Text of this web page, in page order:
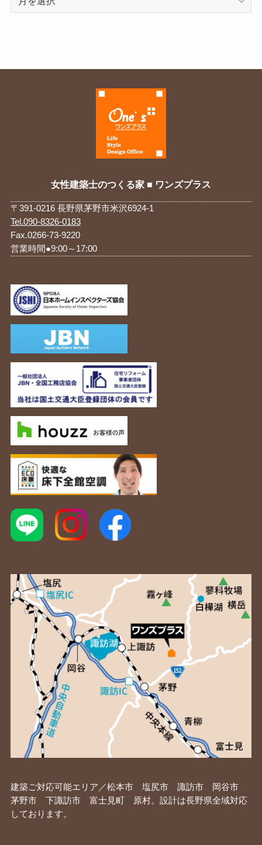
女性建築士のつくる家 ■ ワンズプラス
〒391-0216 長野県茅野市米沢6924-1
Tel.090-8326-0183
Fax.0266-73-9220
営業時間●9:00～17:00
建築ご対応可能エリア／松本市 塩尻市 諏訪市 岡谷市
茅野市 下諏訪市 富士見町 原村。設計は長野県全域対応
しております。